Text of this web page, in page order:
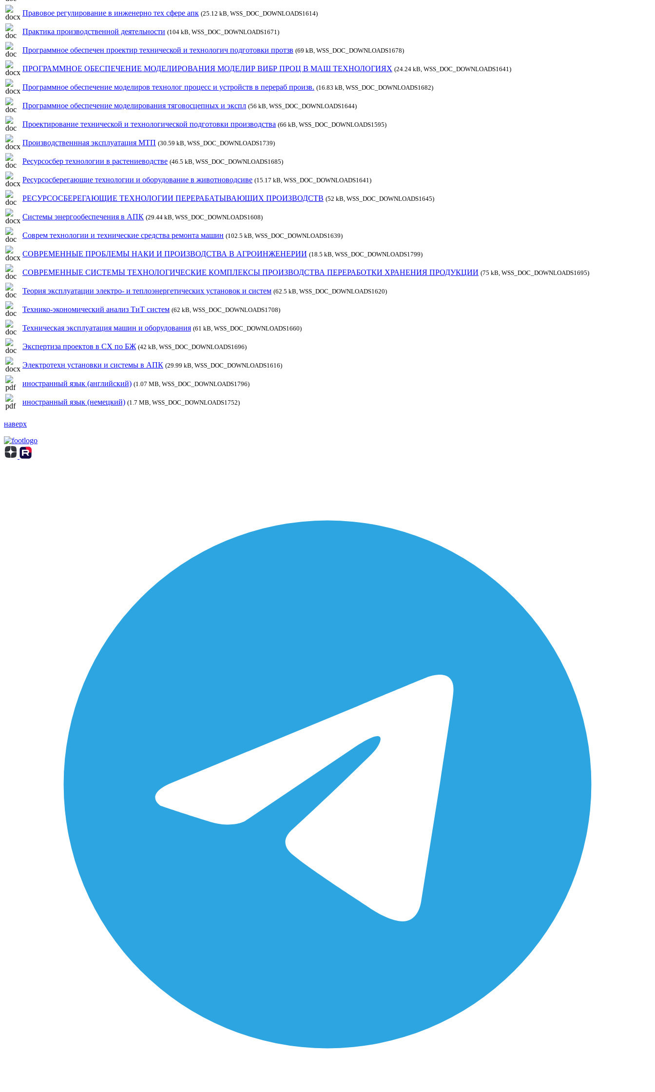
Правовое регулирование в инженерно тех сфере апк (25.12 kB, WSS_DOC_DOWNLOADS1614)
Практика производственной деятельности (104 kB, WSS_DOC_DOWNLOADS1671)
Программное обеспечен проектир технической и технологич подготовки протзв (69 kB, WSS_DOC_DOWNLOADS1678)
ПРОГРАММНОЕ ОБЕСПЕЧЕНИЕ МОДЕЛИРОВАНИЯ МОДЕЛИР ВИБР ПРОЦ В МАШ ТЕХНОЛОГИЯХ (24.24 kB, WSS_DOC_DOWNLOADS1641)
Программное обеспечение моделиров технолог процесс и устройств в перераб произв. (16.83 kB, WSS_DOC_DOWNLOADS1682)
Программное обеспечение моделирования тяговосцепных и экспл (56 kB, WSS_DOC_DOWNLOADS1644)
Проектирование технической и технологической подготовки производства (66 kB, WSS_DOC_DOWNLOADS1595)
Производственнная эксплуатация МТП (30.59 kB, WSS_DOC_DOWNLOADS1739)
Ресурсосбер технологии в растениеводстве (46.5 kB, WSS_DOC_DOWNLOADS1685)
Ресурсосберегающие технологии и оборудование в животноводсиве (15.17 kB, WSS_DOC_DOWNLOADS1641)
РЕСУРСОСБЕРЕГАЮЩИЕ ТЕХНОЛОГИИ ПЕРЕРАБАТЫВАЮЩИХ ПРОИЗВОДСТВ (52 kB, WSS_DOC_DOWNLOADS1645)
Системы энергообеспечения в АПК (29.44 kB, WSS_DOC_DOWNLOADS1608)
Соврем технологии и технические средства ремонта машин (102.5 kB, WSS_DOC_DOWNLOADS1639)
СОВРЕМЕННЫЕ ПРОБЛЕМЫ НАКИ И ПРОИЗВОДСТВА В АГРОИНЖЕНЕРИИ (18.5 kB, WSS_DOC_DOWNLOADS1799)
СОВРЕМЕННЫЕ СИСТЕМЫ ТЕХНОЛОГИЧЕСКИЕ КОМПЛЕКСЫ ПРОИЗВОДСТВА ПЕРЕРАБОТКИ ХРАНЕНИЯ ПРОДУКЦИИ (75 kB, WSS_DOC_DOWNLOADS1695)
Теория эксплуатации электро- и теплоэнергетических установок и систем (62.5 kB, WSS_DOC_DOWNLOADS1620)
Технико-экономический анализ ТиТ систем (62 kB, WSS_DOC_DOWNLOADS1708)
Техническая эксплуатация машин и оборудования (61 kB, WSS_DOC_DOWNLOADS1660)
Экспертиза проектов в СХ по БЖ (42 kB, WSS_DOC_DOWNLOADS1696)
Электротехн установки и системы в АПК (29.99 kB, WSS_DOC_DOWNLOADS1616)
иностранный язык (английский) (1.07 MB, WSS_DOC_DOWNLOADS1796)
иностранный язык (немецкий) (1.7 MB, WSS_DOC_DOWNLOADS1752)
наверх